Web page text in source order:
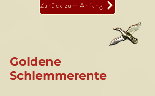
Zurück zum Anfang
Goldene
Schlemmerente